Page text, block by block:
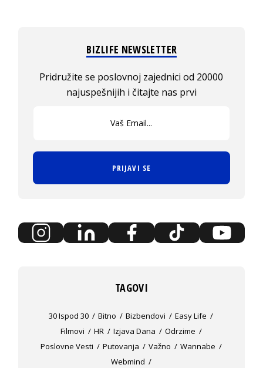
BIZLIFE NEWSLETTER
Pridružite se poslovnoj zajednici od 20000
najuspešnijih i čitajte nas prvi
PRIJAVI SE
TAGOVI
30 Ispod 30 Bitno Bizbendovi
Easy Life
Filmovi
HR Izjava Dana
Odrzime
Poslovne Vesti
Putovanja Važno
Wannabe
Webmind